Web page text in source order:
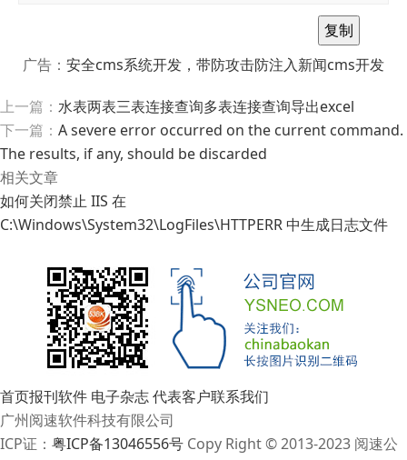
广告： 安全cms系统开发，带防攻击防注入新闻cms开发
上一篇： 水表两表三表连接查询多表连接查询导出excel
下一篇： A severe error occurred on the current command.
The results, if any, should be discarded
相关文章
如何关闭禁止 IIS 在
C:\Windows\System32\LogFiles\HTTPERR 中生成日志文件
首页报刊软件 电子杂志代表客户联系我们
广州阅速软件科技有限公司
ICP证： 粤ICP备13046556号 Copy Right © 2013-2023 阅速公